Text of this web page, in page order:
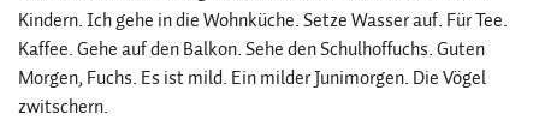
Kindern. Ich gehe in die Wohnküche. Setze Wasser auf. Für Tee.
Kaffee. Gehe auf den Balkon. Sehe den Schulhoffuchs. Guten
Morgen, Fuchs. Es ist mild. Ein milder Junimorgen. Die Vögel
zwitschern.